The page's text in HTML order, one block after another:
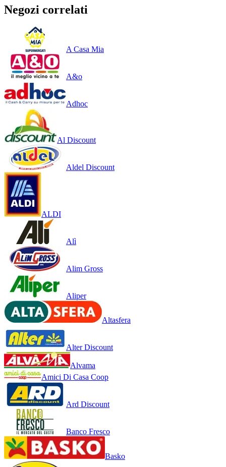
Negozi correlati
A Casa Mia
A&o
Adhoc
Al Discount
Aldel Discount
ALDI
Alì
Alim Gross
Aliper
Altasfera
Alter Discount
Alvama
Amici Di Casa Coop
Ard Discount
Banco Fresco
Basko